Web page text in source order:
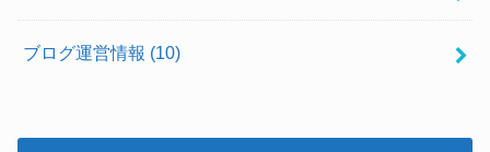
ブログ運営情報 (10)